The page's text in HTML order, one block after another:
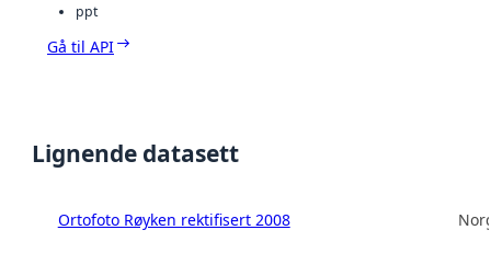
ppt
Gå til API
Lignende datasett
Ortofoto Røyken rektifisert 2008